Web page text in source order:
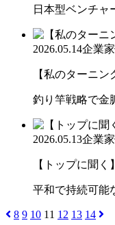
日本型ベンチャ
2026.05.14企業
【私のターニ
釣り竿戦略で金
2026.05.13企業
【トップに聞
平和で持続可能
8 9 10 11 12 13 14